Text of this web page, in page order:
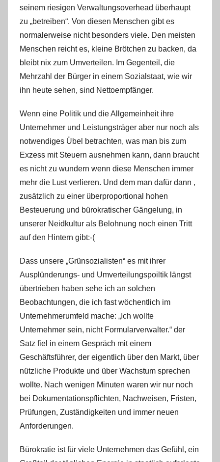
seinem riesigen Verwaltungsoverhead überhaupt
zu „betreiben“. Von diesen Menschen gibt es
normalerweise nicht besonders viele. Den meisten
Menschen reicht es, kleine Brötchen zu backen, da
bleibt nix zum Umverteilen. Im Gegenteil, die
Mehrzahl der Bürger in einem Sozialstaat, wie wir
ihn heute sehen, sind Nettoempfänger.
Wenn eine Politik und die Allgemeinheit ihre
Unternehmer und Leistungsträger aber nur noch als
notwendiges Übel betrachten, was man bis zum
Exzess mit Steuern ausnehmen kann, dann braucht
es nicht zu wundern wenn diese Menschen immer
mehr die Lust verlieren. Und dem man dafür dann ,
zusätzlich zu einer überproportional hohen
Besteuerung und bürokratischer Gängelung, in
unserer Neidkultur als Belohnung noch einen Tritt
auf den Hintern gibt:-(
Dass unsere „Grünsozialisten“ es mit ihrer
Ausplünderungs- und Umverteilungspoiltik längst
übertrieben haben sehe ich an solchen
Beobachtungen, die ich fast wöchentlich im
Unternehmerumfeld mache: „Ich wollte
Unternehmer sein, nicht Formularverwalter.“ der
Satz fiel in einem Gespräch mit einem
Geschäftsführer, der eigentlich über den Markt, über
nützliche Produkte und über Wachstum sprechen
wollte. Nach wenigen Minuten waren wir nur noch
bei Dokumentationspflichten, Nachweisen, Fristen,
Prüfungen, Zuständigkeiten und immer neuen
Anforderungen.
Bürokratie ist für viele Unternehmen das Gefühl, ein